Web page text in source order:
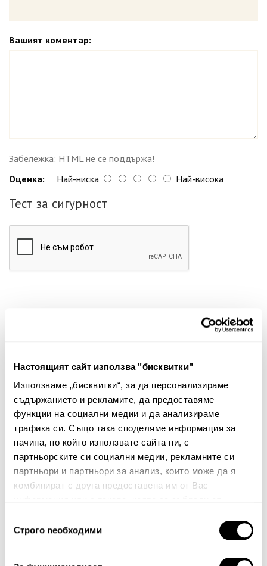
Настоящият сайт използва "бисквитки"
Използваме „бисквитки“, за да персонализираме
съдържанието и рекламите, да предоставяме
функции на социални медии и да анализираме
трафика си. Също така споделяме информация за
начина, по който използвате сайта ни, с
партньорските си социални медии, рекламните си
партньори и партньори за анализ, които може да я
комбинират с друга предоставена им от Вас
наСтрого nеобходими
Вашият коментар:
Забележка: HTML не се поддържа!
Оценка: Най-ниска Най-висока
Тест за сигурност
ДОСТАВКА
136.91 лв.